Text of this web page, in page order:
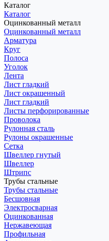
Каталог
Каталог
Оцинкованный металл
Оцинкованный металл
Арматура
Круг
Полоса
Уголок
Лента
Лист гладкий
Лист окрашенный
Лист гладкий
Листы перфорированные
Проволока
Рулонная сталь
Рулоны окрашенные
Сетка
Швеллер гнутый
Швеллер
Штрипс
Трубы стальные
Трубы стальные
Бесшовная
Электросварная
Оцинкованная
Нержавеющая
Профильная